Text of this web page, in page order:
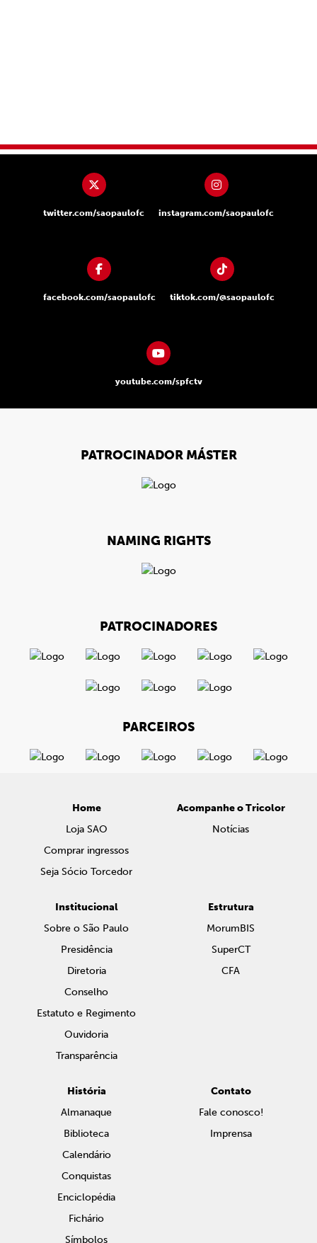
twitter.com/saopaulofc instagram.com/saopaulofc
facebook.com/saopaulofc tiktok.com/@saopaulofc
youtube.com/spfctv
PATROCINADOR MÁSTER
NAMING RIGHTS
PATROCINADORES
PARCEIROS
Home
Loja SAO
Comprar ingressos
Seja Sócio Torcedor
Acompanhe o Tricolor
Notícias
Institucional
Sobre o São Paulo
Presidência
Diretoria
Conselho
Estatuto e Regimento
Ouvidoria
Transparência
Estrutura
MorumBIS
SuperCT
CFA
História
Almanaque
Biblioteca
Calendário
Conquistas
Enciclopédia
Fichário
Símbolos
Contato
Fale conosco!
Imprensa